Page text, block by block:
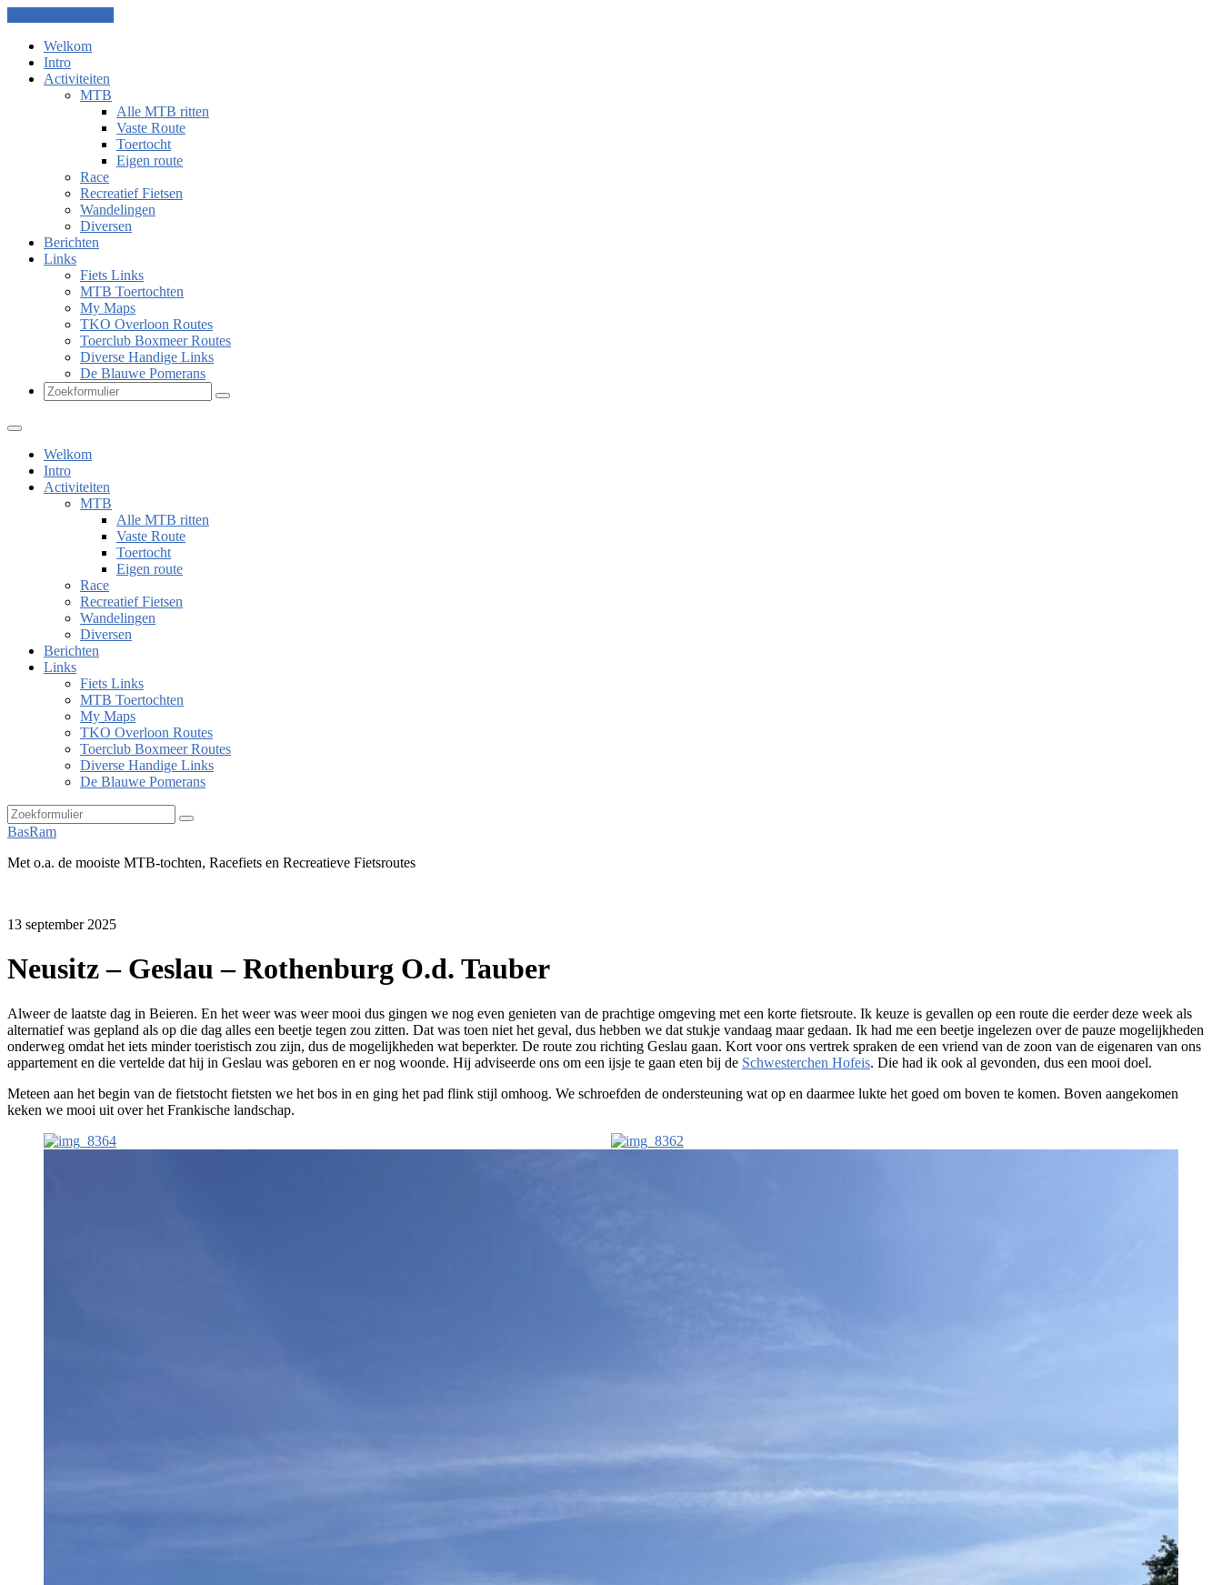
Welkom
Intro
Activiteiten
MTB
Alle MTB ritten
Vaste Route
Toertocht
Eigen route
Race
Recreatief Fietsen
Wandelingen
Diversen
Berichten
Links
Fiets Links
MTB Toertochten
My Maps
TKO Overloon Routes
Toerclub Boxmeer Routes
Diverse Handige Links
De Blauwe Pomerans
Zoeken
Welkom
Intro
Activiteiten
MTB
Alle MTB ritten
Vaste Route
Toertocht
Eigen route
Race
Recreatief Fietsen
Wandelingen
Diversen
Berichten
Links
Fiets Links
MTB Toertochten
My Maps
TKO Overloon Routes
Toerclub Boxmeer Routes
Diverse Handige Links
De Blauwe Pomerans
Zoeken
BasRam
Met o.a. de mooiste MTB-tochten, Racefiets en Recreatieve Fietsroutes
13 september 2025
Neusitz – Geslau – Rothenburg O.d. Tauber
Alweer de laatste dag in Beieren. En het weer was weer mooi dus gingen we nog even genieten van de prachtige omgeving met een korte fietsroute. Ik keuze is gevallen op een route die eerder deze week als
alternatief was gepland als op die dag alles een beetje tegen zou zitten. Dat was toen niet het geval, dus hebben we dat stukje vandaag maar gedaan. Ik had me een beetje ingelezen over de pauze mogelijkheden
onderweg omdat het iets minder toeristisch zou zijn, dus de mogelijkheden wat beperkter. De route zou richting Geslau gaan. Kort voor ons vertrek spraken de een vriend van de zoon van de eigenaren van ons
appartement en die vertelde dat hij in Geslau was geboren en er nog woonde. Hij adviseerde ons om een ijsje te gaan eten bij de Schwesterchen Hofeis. Die had ik ook al gevonden, dus een mooi doel.
Meteen aan het begin van de fietstocht fietsten we het bos in en ging het pad flink stijl omhoog. We schroefden de ondersteuning wat op en daarmee lukte het goed om boven te komen. Boven aangekomen
keken we mooi uit over het Frankische landschap.